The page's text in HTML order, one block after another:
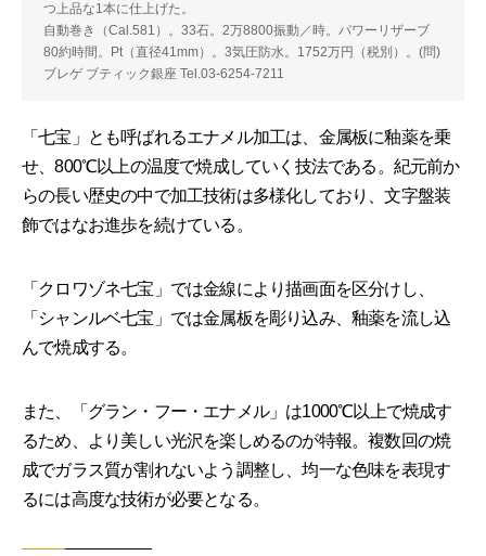
つ上品な1本に仕上げた。
自動巻き（Cal.581）。33石。2万8800振動／時。パワーリザーブ
80約時間。Pt（直径41mm）。3気圧防水。1752万円（税別）。(問)
ブレゲ ブティック銀座 Tel.03-6254-7211
「七宝」とも呼ばれるエナメル加工は、金属板に釉薬を乗
せ、800℃以上の温度で焼成していく技法である。紀元前か
らの長い歴史の中で加工技術は多様化しており、文字盤装
飾ではなお進歩を続けている。
「クロワゾネ七宝」では金線により描画面を区分けし、
「シャンルベ七宝」では金属板を彫り込み、釉薬を流し込
んで焼成する。
また、「グラン・フー・エナメル」は1000℃以上で焼成す
るため、より美しい光沢を楽しめるのが特報。複数回の焼
成でガラス質が割れないよう調整し、均一な色味を表現す
るには高度な技術が必要となる。